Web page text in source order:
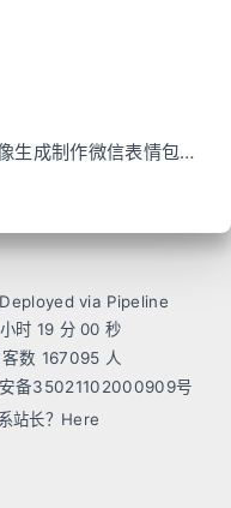
从灵感到上架：用 AI 图像生成制作微信表情包完整指南
via Pipeline
时 19 分 00 秒
数 167095 人
备35021102000909号
站长？ Here